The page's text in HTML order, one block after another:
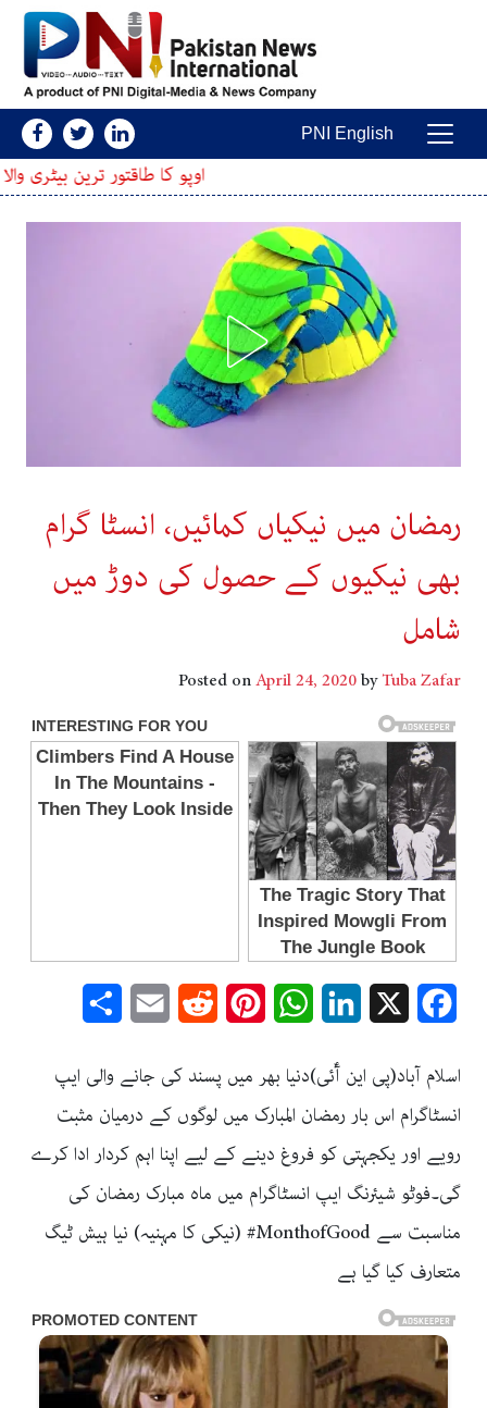
Main Navigation
PNI English
اوپو کا طاقتور ترین بیٹری والا اسمارٹ فون
رمضان میں نیکیاں کمائیں، انسٹا گرام
بھی نیکیوں کے حصول کی دوڑ میں
شامل
Posted onApril 24, 2020byTuba Zafar
Facebook
LinkedIn
WhatsApp
Pinterest
Reddit
Email
اسلام آباد(پی این آؑئی)دنیا بھر میں پسند کی جانے والی ایپ
انسٹاگرام اس بار رمضان المبارک میں لوگوں کے درمیان مثبت
رویے اور یکجہتی کو فروغ دینے کے لیے اپنا اہم کردار ادا کرے
گی۔فوٹو شیئرنگ ایپ انسٹاگرام میں ماہ مبارک رمضان کی
مناسبت سے MonthofGood# (نیکی کا مہنیہ) نیا ہیش ٹیگ
متعارف کیا گیا ہے